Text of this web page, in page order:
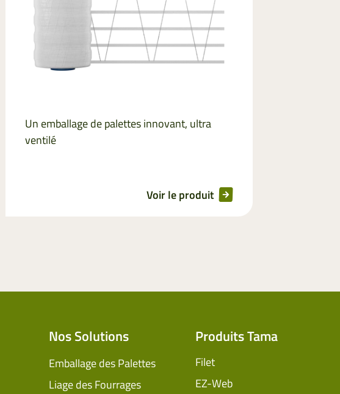
Un emballage de palettes innovant, ultra
ventilé
Voir le produit
Nos Solutions
Emballage des Palettes
Liage des Fourrages
Produits Tama
Filet
EZ-Web